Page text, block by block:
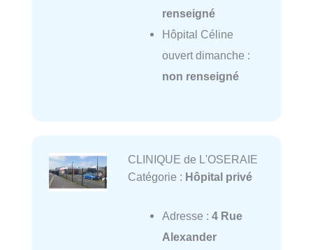
renseigné
Hôpital Céline
ouvert dimanche :
non renseigné
CLINIQUE de L'OSERAIE
Catégorie : Hôpital privé
Adresse : 4 Rue
Alexander